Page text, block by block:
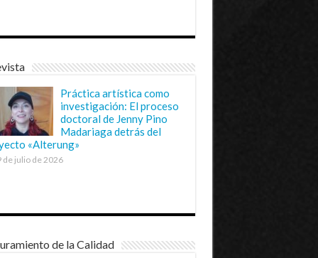
Práctica artística como
investigación: El proceso
doctoral de Jenny Pino
Madariaga detrás del
«Alterung»
de julio de 2026
de la Calidad